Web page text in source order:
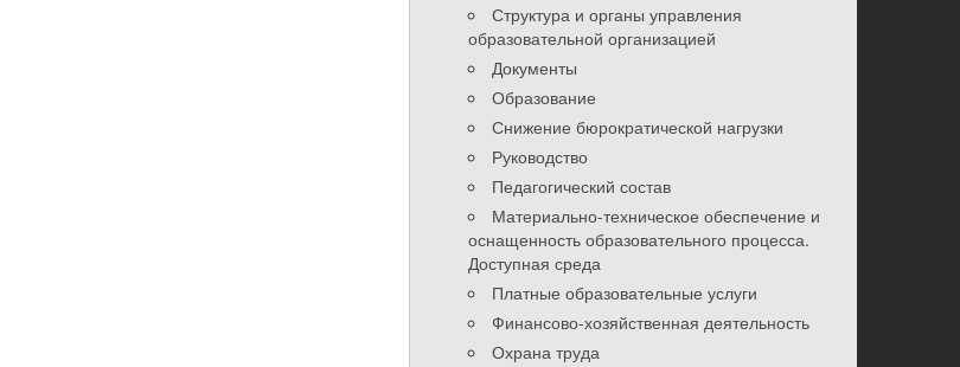
Структура и органы управления
образовательной организацией
Документы
Образование
Снижение бюрократической нагрузки
Руководство
Педагогический состав
Материально-техническое обеспечение и
оснащенность образовательного процесса.
Доступная среда
Платные образовательные услуги
Финансово-хозяйственная деятельность
Охрана труда